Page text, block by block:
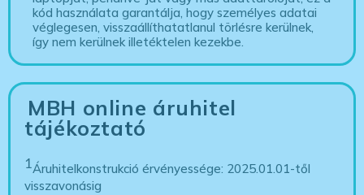
kód használata garantálja, hogy személyes adatai
véglegesen, visszaállíthatatlanul törlésre kerülnek,
így nem kerülnek illetéktelen kezekbe.
MBH online áruhitel
tájékoztató
1Áruhitelkonstrukció érvényessége: 2025.01.01-től
visszavonásig